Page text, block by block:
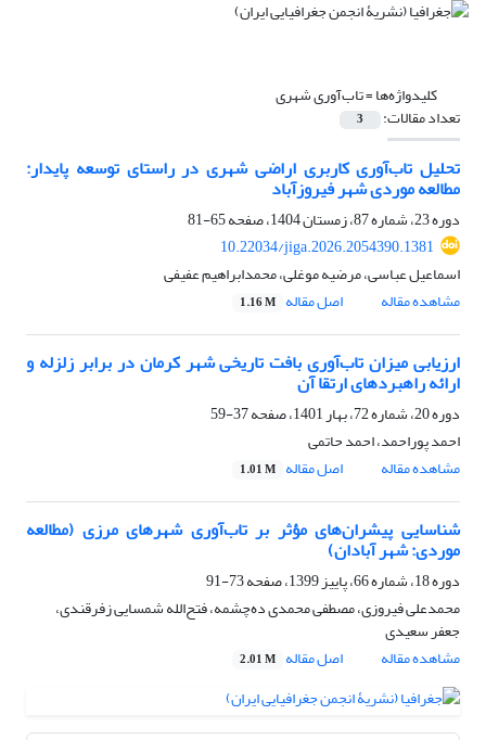
کلیدواژه‌ها =تاب‌آوری شهری
تعداد مقالات: 3
تحلیل تاب‌آوری کاربری اراضی شهری در راستای توسعه پایدار:
مطالعه موردی شهر فیروزآباد
دوره 23، شماره 87، زمستان 1404، صفحه
65-81
10.22034/jiga.2026.2054390.1381
اسماعیل عباسی، مرضیه موغلی، محمدابراهیم عفیفی
مشاهده مقاله
اصل مقاله 1.16 M
ارزیابی میزان تاب‌آوری بافت تاریخی شهر کرمان در برابر زلزله و
ارائه راهبردهای ارتقا آن
دوره 20، شماره 72، بهار 1401، صفحه
37-59
احمد پوراحمد، احمد حاتمی
مشاهده مقاله
اصل مقاله 1.01 M
شناسایی پیشران‌های مؤثر بر تاب‌آوری شهرهای مرزی (مطالعه
موردی: شهر آبادان)
دوره 18، شماره 66، پاییز 1399، صفحه
73-91
محمدعلی فیروزی، مصطفی محمدی ده‌چشمه، فتح‌الله شمسایی زفرقندی،
جعفر سعیدی
مشاهده مقاله
اصل مقاله 2.01 M